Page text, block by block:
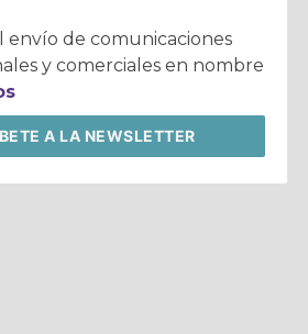
envío de comunicaciones
y comerciales en nombre
A LA NEWSLETTER